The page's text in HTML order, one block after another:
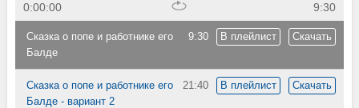
0:00:00 9:30
9:30 В плейлист Скачать
Сказка о попе и работнике его
Балде
21:40 В плейлист Скачать
Сказка о попе и работнике его
Балде - вариант 2